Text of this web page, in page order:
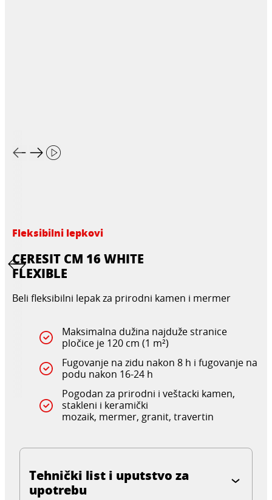
Fleksibilni lepkovi
CERESIT CM 16 WHITE
FLEXIBLE
Beli fleksibilni lepak za prirodni kamen i mermer
Maksimalna dužina najduže stranice
pločice je 120 cm (1 m²)
Fugovanje na zidu nakon 8 h i fugovanje na
podu nakon 16-24 h
Pogodan za prirodni i veštacki kamen,
stakleni i keramički
mozaik, mermer, granit, travertin
Tehnički list i uputstvo za
upotrebu